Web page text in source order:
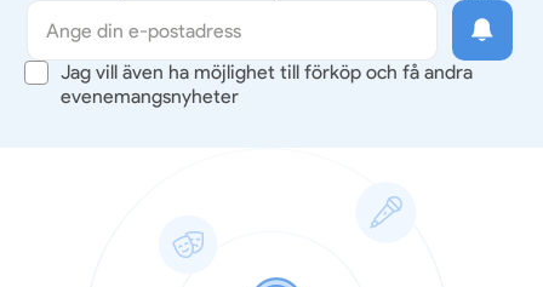
Jag vill även ha möjlighet till förköp och få andra
evenemangsnyheter